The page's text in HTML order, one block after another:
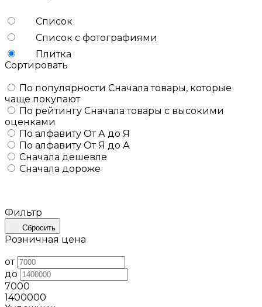
Список
Список с фотографиями
Плитка
Сортировать
По популярности Сначала товары, которые
чаще покупают
По рейтингу Сначала товары с высокими
оценками
По алфавиту От А до Я
По алфавиту От Я до А
Сначала дешевле
Сначала дороже
Фильтр
Сбросить
Розничная цена
от
до
7000
1400000